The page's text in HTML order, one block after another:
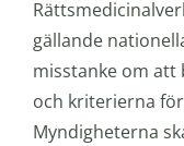
gällande
misstanke om
och kriterierna
Myndigheterna